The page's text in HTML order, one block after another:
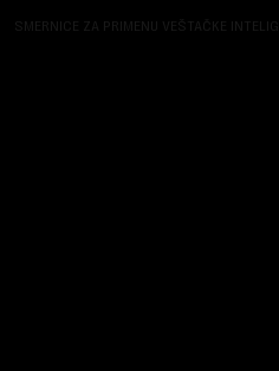
SMERNICE ZA PRIMENU VEŠTAČKE